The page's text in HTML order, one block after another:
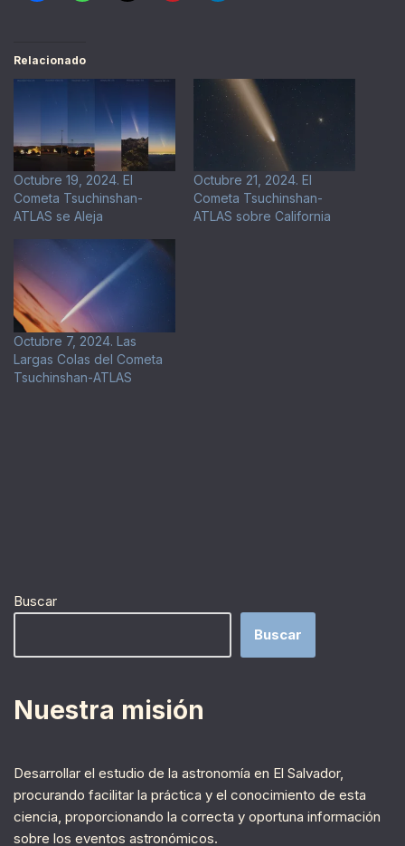
Relacionado
Octubre 19, 2024. El
Cometa Tsuchinshan-
ATLAS se Aleja
Octubre 21, 2024. El
Cometa Tsuchinshan-
ATLAS sobre California
Octubre 7, 2024. Las
Largas Colas del Cometa
Tsuchinshan-ATLAS
Buscar
Buscar
Nuestra misión
Desarrollar el estudio de la astronomía en El Salvador,
procurando facilitar la práctica y el conocimiento de esta
ciencia, proporcionando la correcta y oportuna información
sobre los eventos astronómicos.